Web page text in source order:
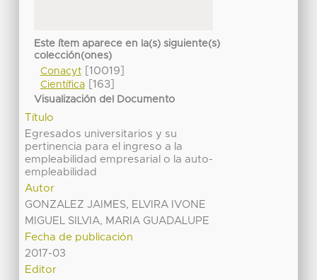
Este ítem aparece en la(s) siguiente(s)
colección(ones)
Conacyt[10019]
Científica[163]
Visualización del Documento
Título
Egresados universitarios y su
pertinencia para el ingreso a la
empleabilidad empresarial o la auto-
empleabilidad
Autor
GONZALEZ JAIMES, ELVIRA IVONE
MIGUEL SILVIA, MARIA GUADALUPE
Fecha de publicación
2017-03
Editor